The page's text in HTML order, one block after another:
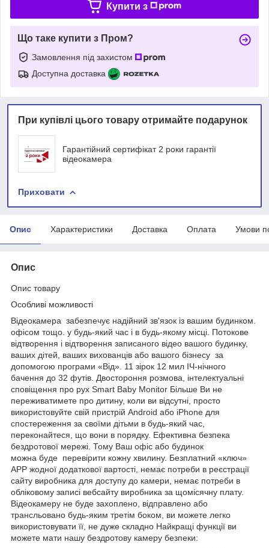
Купити з
Що таке купити з Пром?
Замовлення під захистом
Доступна доставка
При купівлі цього товару отримайте подарунок
Гарантійний сертифікат 2 роки гарантії
відеокамера
Приховати
Опис Характеристики Доставка Оплата Умови
Опис
Опис товару
Особливі можливості
Відеокамера забезпечує надійний зв'язок із вашим будинком.
офісом тощо. у будь-який час і в будь-якому місці. Потокове
відтворення і відтворення записаного відео вашого будинку,
ваших дітей, ваших вихованців або вашого бізнесу за
допомогою програми «Від». 11 зірок 12 мил ІЧ-нічного
бачення до 32 футів. Двостороння розмова, інтелектуальні
сповіщення про рух Smart Baby Monitor Більше Ви не
переживатимете про дитину, коли ви відсутні, просто
використовуйте свій пристрій Android або iPhone для
спостереження за своїми дітьми в будь-який час,
переконайтеся, що вони в порядку. Ефективна безпека
бездротової мережі. Тому Ваш офіс або будинок
можна буде перевірити кожну хвилину. Безплатний «ключ»
APP жодної додаткової вартості, немає потреби в реєстрації
сайту виробника для доступу до камери, немає потреби в
обліковому записі вебсайту виробника за щомісячну плату.
Відеокамеру не буде захоплено, відправлено або
трансльовано будь-яким третім боком, ви можете легко
використовувати її, не дуже складно Найкращі функції ви
можете мати нашу бездротову камеру безпеки: